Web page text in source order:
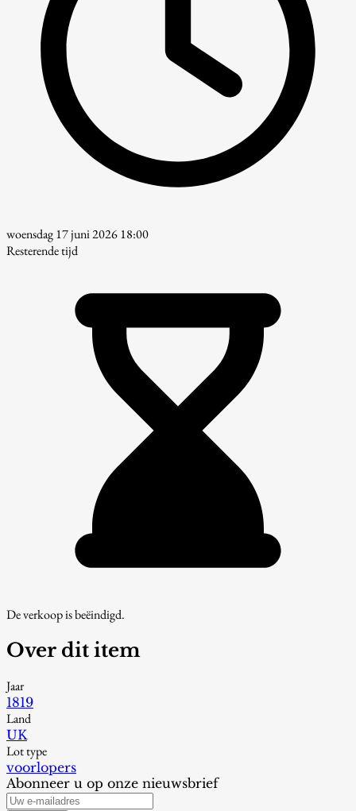
woensdag 17 juni 2026 18:00
Resterende tijd
De verkoop is beëindigd.
Over dit item
Jaar
1819
Land
UK
Lot type
voorlopers
Abonneer u op onze nieuwsbrief